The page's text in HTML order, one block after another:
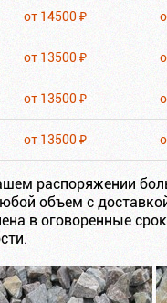
от 14500 ₽
от 13500 ₽
от 13500 ₽
от 13500 ₽
распоряжении
объем с
в оговоренные